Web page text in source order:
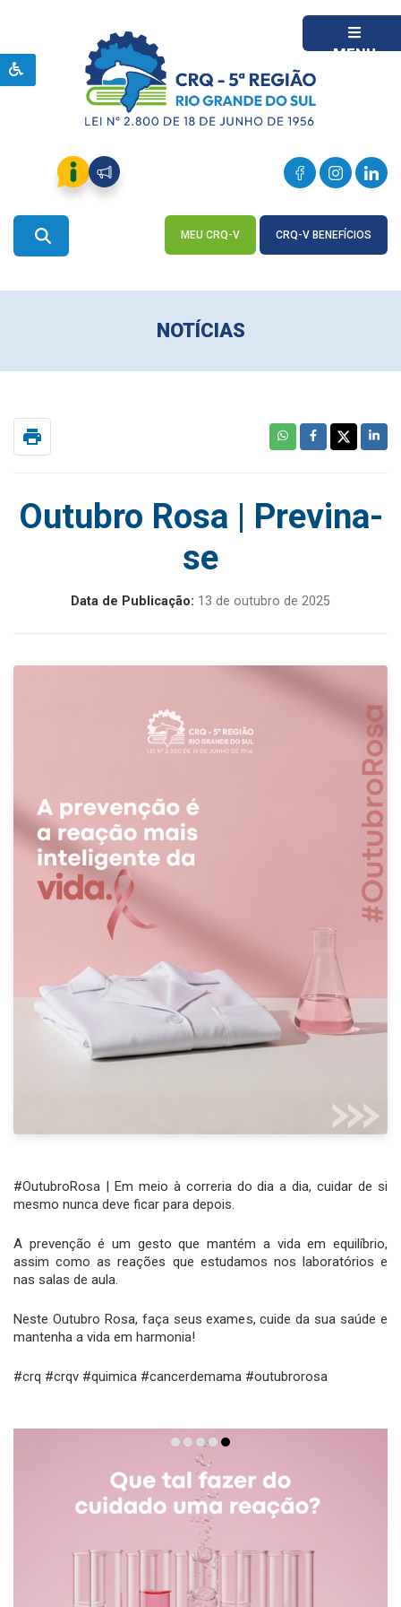
MENU
MEU CRQ-V CRQ-V BENEFÍCIOS
NOTÍCIAS
print
Outubro Rosa | Previna-
se
Data de Publicação: 13 de outubro de 2025
#OutubroRosa | Em meio à correria do dia a dia, cuidar de si
mesmo nunca deve ficar para depois.
A prevenção é um gesto que mantém a vida em equilíbrio,
assim como as reações que estudamos nos laboratórios e
nas salas de aula.
Neste Outubro Rosa, faça seus exames, cuide da sua saúde e
mantenha a vida em harmonia!
#crq #crqv #quimica #cancerdemama #outubrorosa